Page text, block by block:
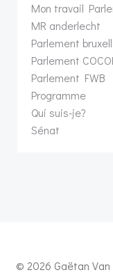
Mon travail
MR anderlecht
Parlement
Parlement
Parlement FWB
Programme
Qui suis-je?
Sénat
© 2026 Gaëtan